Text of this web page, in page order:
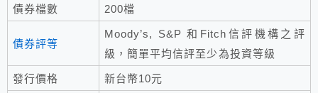
債券檔數 200檔
債券評等
Moody’s, S&P 和Fitch信評機構之評
級，簡單平均信評至少為投資等級
發行價格 新台幣10元